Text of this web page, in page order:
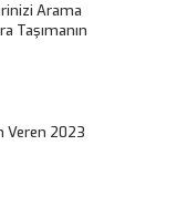
Arama
Taşımanın
Veren 2023